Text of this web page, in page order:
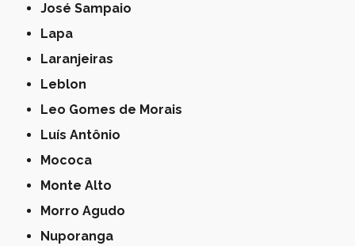
José Sampaio
Lapa
Laranjeiras
Leblon
Leo Gomes de Morais
Luís Antônio
Mococa
Monte Alto
Morro Agudo
Nuporanga